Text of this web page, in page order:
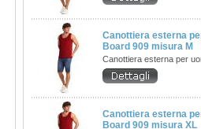
Canottiera esterna
Board 909 misura M
Canottiera esterna per
Canottiera esterna
Board 909 misura XL